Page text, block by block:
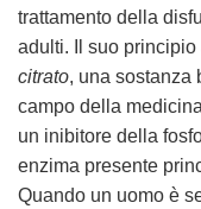
trattamento della
adulti. Il suo principio
citrato, una sostanza
campo della
un inibitore della
enzima presente
Quando un uomo è